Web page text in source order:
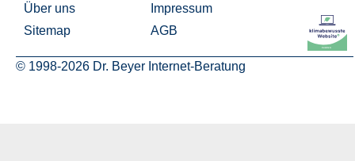
Über uns
Sitemap
Impressum
AGB
© 1998-2026 Dr. Beyer Internet-Beratung